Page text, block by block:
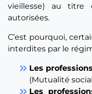
vieillesse) au titre
autorisées.
C’est pourquoi,
interdites par le
keyboard_double_arrow_right Les
(Mutualité
Les